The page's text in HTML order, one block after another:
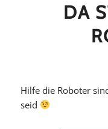
DA
Hilfe die Roboter
seid